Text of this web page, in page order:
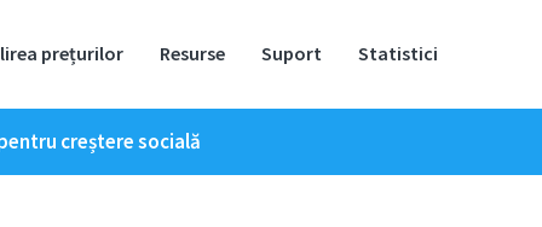
prețurilor Resurse Suport Statistici
creștere socială